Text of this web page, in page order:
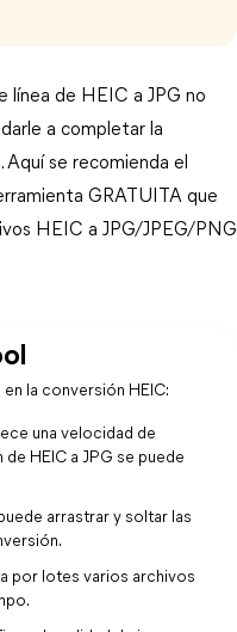
línea de HEIC a JPG no
a completar la
se recomienda el
GRATUITA que
HEIC a JPG/JPEG/PNG
la conversión HEIC:
una velocidad de
HEIC a JPG se puede
arrastrar y soltar las
por lotes varios archivos